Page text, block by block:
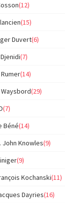
(12)
(15)
Duvert(6)
(7)
(14)
Waysbord(29)
(7)
Béné(14)
John Knowles(9)
(9)
Kochanski(11)
Dayries(16)